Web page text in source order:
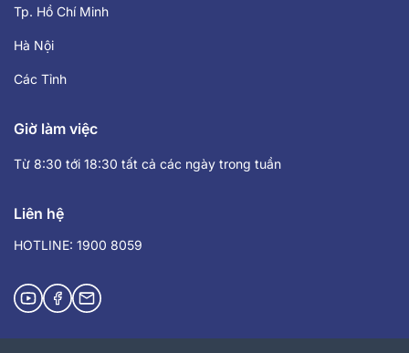
Tp. Hồ Chí Minh
Hà Nội
Các Tỉnh
Giờ làm việc
Từ 8:30 tới 18:30 tất cả các ngày trong tuần
Liên hệ
HOTLINE: 1900 8059